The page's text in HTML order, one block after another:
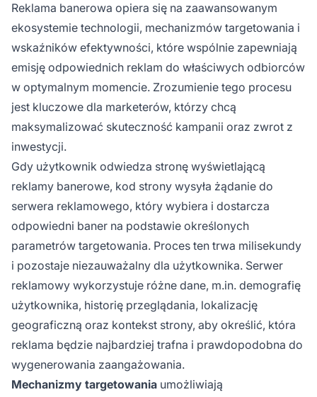
Reklama banerowa opiera się na zaawansowanym
ekosystemie technologii, mechanizmów targetowania i
wskaźników efektywności, które wspólnie zapewniają
emisję odpowiednich reklam do właściwych odbiorców
w optymalnym momencie. Zrozumienie tego procesu
jest kluczowe dla marketerów, którzy chcą
maksymalizować skuteczność kampanii oraz zwrot z
inwestycji.
Gdy użytkownik odwiedza stronę wyświetlającą
reklamy banerowe, kod strony wysyła żądanie do
serwera reklamowego, który wybiera i dostarcza
odpowiedni baner na podstawie określonych
parametrów targetowania. Proces ten trwa milisekundy
i pozostaje niezauważalny dla użytkownika. Serwer
reklamowy wykorzystuje różne dane, m.in. demografię
użytkownika, historię przeglądania, lokalizację
geograficzną oraz kontekst strony, aby określić, która
reklama będzie najbardziej trafna i prawdopodobna do
wygenerowania zaangażowania.
Mechanizmy targetowania umożliwiają